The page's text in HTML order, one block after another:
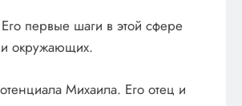
Его первые шаги в этой сфере
окружающих.
Михаила. Его отец и